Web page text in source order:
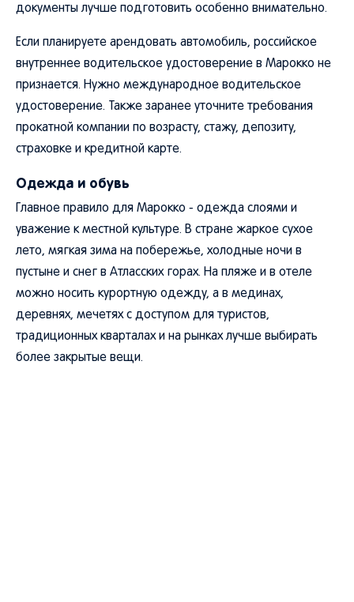
внутреннее водительское удостоверение в Марокко не
признается. Нужно международное водительское
удостоверение. Также заранее уточните требования
прокатной компании по возрасту, стажу, депозиту,
страховке и кредитной карте.
Главное правило для Марокко - одежда слоями и
уважение к местной культуре. В стране жаркое сухое
лето, мягкая зима на побережье, холодные ночи в
пустыне и снег в Атласских горах. На пляже и в отеле
можно носить курортную одежду, а в мединах,
деревнях, мечетях с доступом для туристов,
традиционных кварталах и на рынках лучше выбирать
более закрытые вещи.